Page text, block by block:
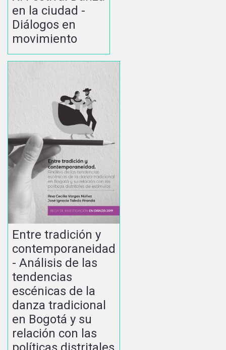
en la ciudad -
Diálogos en
movimiento
Entre tradición y
contemporaneidad
- Análisis de las
tendencias
escénicas de la
danza tradicional
en Bogotá y su
relación con las